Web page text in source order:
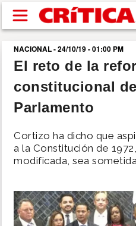
Pasar al contenido principal
buscar
SUCESOS
POLÍTICA
DEPORTES
NACIONAL - 24/10/19 - 01:00 PM
El reto de la
constitucional
Parlamento
Cortizo ha dicho que
a la Constitución de
modificada, sea